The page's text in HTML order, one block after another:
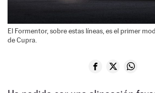
El Formentor, sobre estas líneas, es el primer
de Cupra.